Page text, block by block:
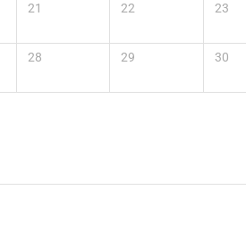
21 22 23
28 29 30